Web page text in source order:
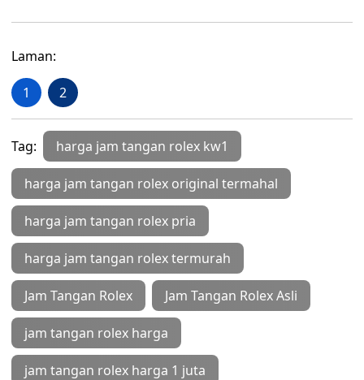
Laman:
1 2
Tag: harga jam tangan rolex kw1
harga jam tangan rolex original termahal
harga jam tangan rolex pria
harga jam tangan rolex termurah
Jam Tangan Rolex Jam Tangan Rolex Asli
jam tangan rolex harga
jam tangan rolex harga 1 juta